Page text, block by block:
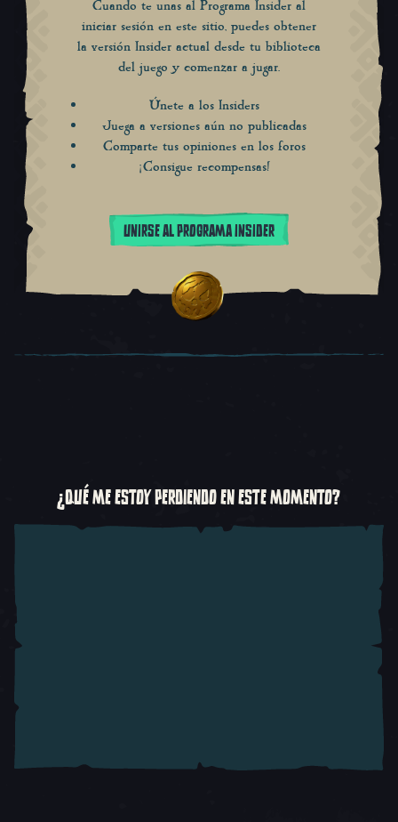
Cuando te unas al Programa Insider al
iniciar sesión en este sitio, puedes obtener
la versión Insider actual desde tu biblioteca
del juego y comenzar a jugar.
Únete a los Insiders
Juega a versiones aún no publicadas
Comparte tus opiniones en los foros
¡Consigue recompensas!
UNIRSE AL PROGRAMA INSIDER
¿QUÉ ME ESTOY PERDIENDO EN ESTE MOMENTO?